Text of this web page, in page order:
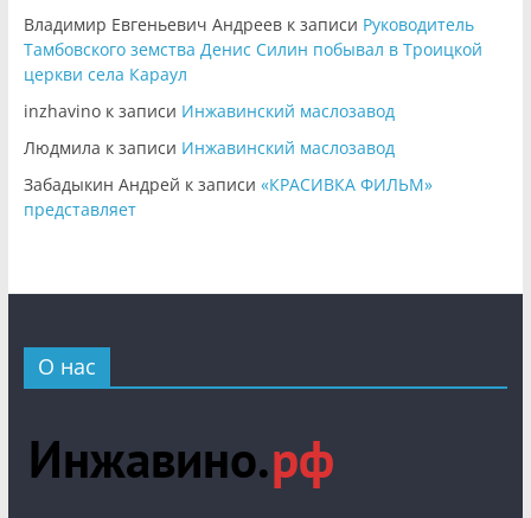
Владимир Евгеньевич Андреевк записи Руководитель
Тамбовского земства Денис Силин побывал в Троицкой
церкви села Караул
inzhavinoк записи Инжавинский маслозавод
Людмила к записи Инжавинский маслозавод
Забадыкин Андрей к записи «КРАСИВКА ФИЛЬМ»
представляет
О нас